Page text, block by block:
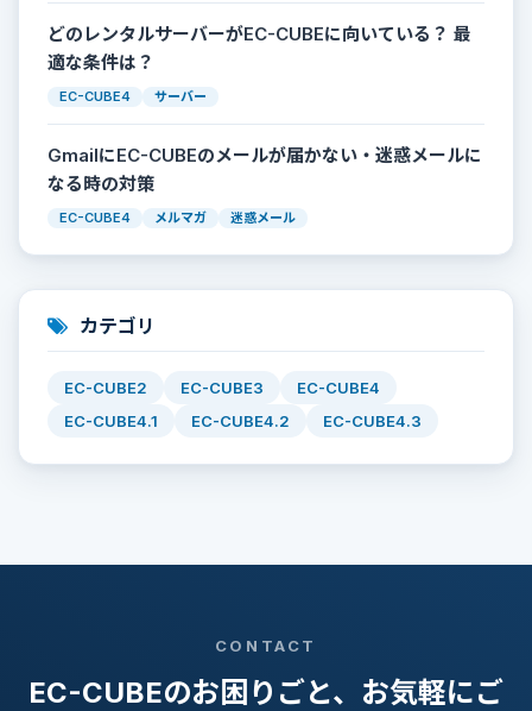
どのレンタルサーバーがEC-CUBEに向いている？ 最
適な条件は？
EC-CUBE4 サーバー
GmailにEC-CUBEのメールが届かない・迷惑メールに
なる時の対策
EC-CUBE4 メルマガ 迷惑メール
カテゴリ
EC-CUBE2 EC-CUBE3
EC-CUBE4
EC-CUBE4.1
EC-CUBE4.2 EC-CUBE4.3
CONTACT
EC-CUBEのお困りごと、お気軽にご